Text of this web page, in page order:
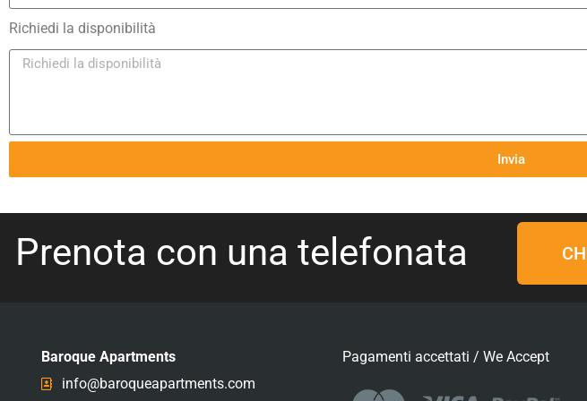
Richiedi la disponibilità
Invia
Prenota con una telefonata
Baroque Apartments
info@baroqueapartments.com
Pagamenti accettati / We Accept